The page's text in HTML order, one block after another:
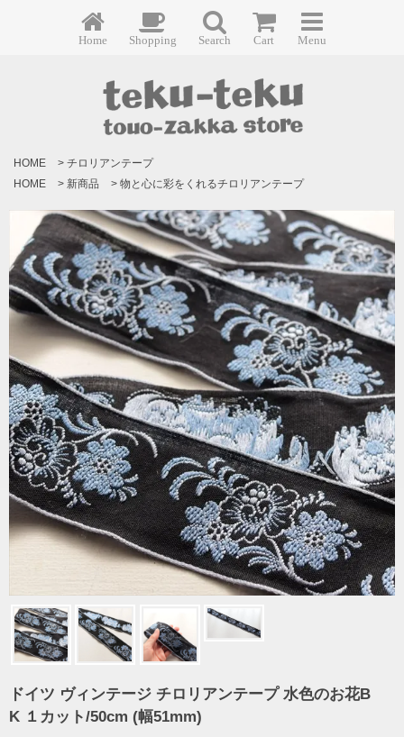
Home Shopping Search Cart Menu
HOME > チロリアンテープ
HOME
> 新商品 > 物と心に彩をくれるチロリアンテープ
ドイツ ヴィンテージ チロリアンテープ 水色のお花B
K １カット/50cm (幅51mm)